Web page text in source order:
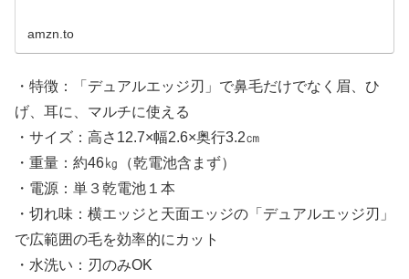
amzn.to
・特徴：「デュアルエッジ刃」で鼻毛だけでなく眉、ひ
げ、耳に、マルチに使える
・サイズ：高さ12.7×幅2.6×奥行3.2㎝
・重量：約46㎏（乾電池含まず）
・電源：単３乾電池１本
・切れ味：横エッジと天面エッジの「デュアルエッジ刃」
で広範囲の毛を効率的にカット
・水洗い：刃のみOK